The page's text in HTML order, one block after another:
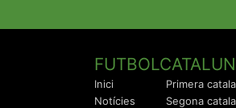
Inici
Notícies
Primera
Segona